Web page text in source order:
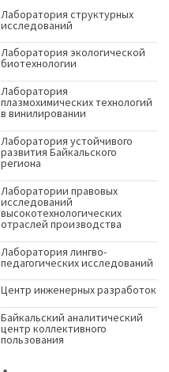
Лаборатория структурных
исследований
Лаборатория экологической
биотехнологии
Лаборатория
плазмохимических технологий
в винилировании
Лаборатория устойчивого
развития Байкальского
региона
Лаборатории правовых
исследований
высокотехнологических
отраслей производства
Лаборатория лингво-
педагогических исследований
Центр инженерных разработок
Байкальский аналитический
центр коллективного
пользования